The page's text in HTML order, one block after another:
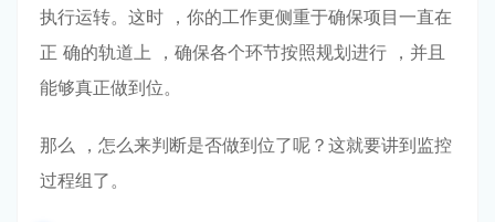
执⾏运转。这时 ，你的⼯作更侧重于确保项⽬⼀直在
正 确的轨道上 ，确保各个环节按照规划进⾏ ，并且
能够真正做到位。
那么 ，怎么来判断是否做到位了呢？这就要讲到监控
过程组了。